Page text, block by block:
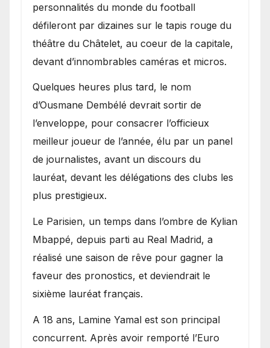
personnalités du monde du football
défileront par dizaines sur le tapis rouge du
théâtre du Châtelet, au coeur de la capitale,
devant d’innombrables caméras et micros.
Quelques heures plus tard, le nom
d’Ousmane Dembélé devrait sortir de
l’enveloppe, pour consacrer l’officieux
meilleur joueur de l’année, élu par un panel
de journalistes, avant un discours du
lauréat, devant les délégations des clubs les
plus prestigieux.
Le Parisien, un temps dans l’ombre de Kylian
Mbappé, depuis parti au Real Madrid, a
réalisé une saison de rêve pour gagner la
faveur des pronostics, et deviendrait le
sixième lauréat français.
A 18 ans, Lamine Yamal est son principal
concurrent. Après avoir remporté l’Euro